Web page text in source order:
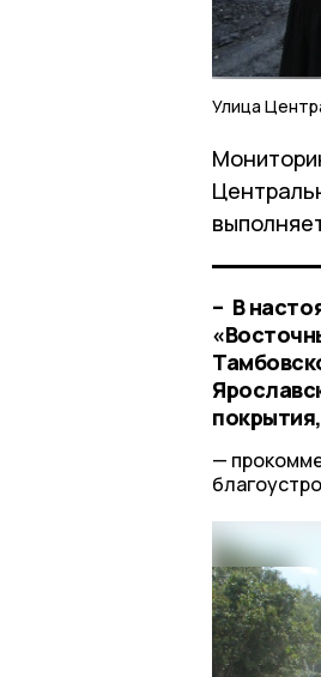
Улица
– В
покрытия,